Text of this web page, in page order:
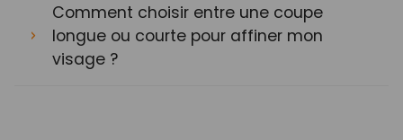
Comment choisir entre une coupe
longue ou courte pour affiner mon
visage ?